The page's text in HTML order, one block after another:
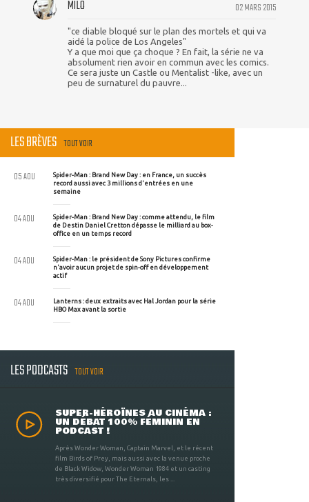
02 MARS 2015
MILO
"ce diable bloqué sur le plan des mortels et qui va
aidé la police de Los Angeles"
Y a que moi que ça choque ? En fait, la série ne va
absolument rien avoir en commun avec les comics.
Ce sera juste un Castle ou Mentalist -like, avec un
peu de surnaturel du pauvre...
LES BRÈVES TOUT VOIR
Spider-Man : Brand New Day : en France, un succès
record aussi avec 3 millions d'entrées en une
semaine
05 AOU
Spider-Man : Brand New Day : comme attendu, le film
de Destin Daniel Cretton dépasse le milliard au box-
office en un temps record
04 AOU
Spider-Man : le président de Sony Pictures confirme
n'avoir aucun projet de spin-off en développement
actif
04 AOU
Lanterns : deux extraits avec Hal Jordan pour la série
HBO Max avant la sortie
04 AOU
LES PODCASTS TOUT VOIR
SUPER-HÉROÏNES AU CINÉMA :
UN DÉBAT 100% FÉMININ EN
PODCAST !
Après Wonder Woman, Captain Marvel, et le récent
film Birds of Prey, mais aussi avec la venue proche
de Black Widow, Wonder Woman 1984 et un casting
très diversifié pour The Eternals, les ...